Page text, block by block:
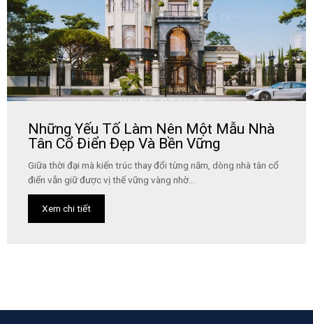
Những Yếu Tố Làm Nên Một Mẫu Nhà
Tân Cổ Điển Đẹp Và Bền Vững
Giữa thời đại mà kiến trúc thay đổi từng năm, dòng nhà tân cổ
điển vẫn giữ được vị thế vững vàng nhờ...
Xem chi tiết